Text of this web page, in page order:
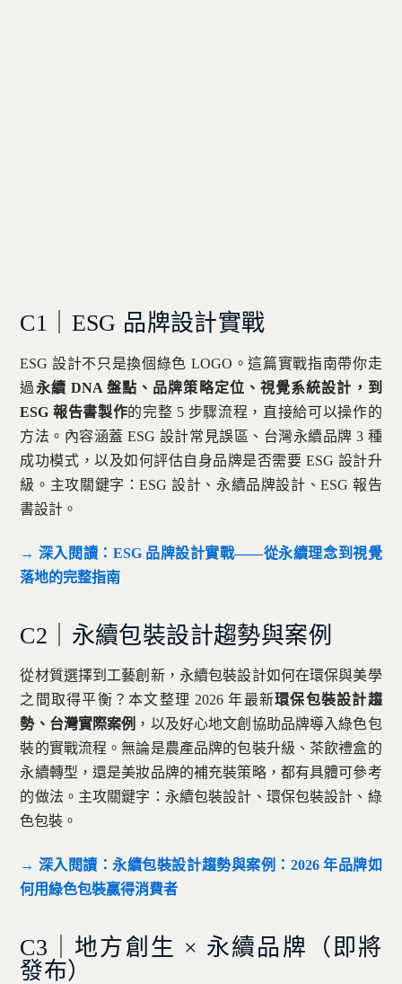
C1｜ESG 品牌設計實戰
ESG 設計不只是換個綠色 LOGO。這篇實戰指南帶你走
過 永續 DNA 盤點、品牌策略定位、視覺系統設計，到
ESG 報告書製作的完整 5 步驟流程，直接給可以操作的
方法。內容涵蓋 ESG 設計常見誤區、台灣永續品牌 3 種
成功模式，以及如何評估自身品牌是否需要 ESG 設計升
級。主攻關鍵字：ESG 設計、永續品牌設計、ESG 報告
書設計。
→ 深入閱讀：ESG 品牌設計實戰——從永續理念到視覺
落地的完整指南
C2｜永續包裝設計趨勢與案例
從材質選擇到工藝創新，永續包裝設計如何在環保與美學
之間取得平衡？本文整理 2026 年最新環保包裝設計趨
勢、台灣實際案例 ，以及好心地文創協助品牌導入綠色包
裝的實戰流程。無論是農產品牌的包裝升級、茶飲禮盒的
永續轉型，還是美妝品牌的補充裝策略，都有具體可參考
的做法。主攻關鍵字：永續包裝設計、環保包裝設計、綠
色包裝。
→ 深入閱讀：永續包裝設計趨勢與案例：2026 年品牌如
何用綠色包裝贏得消費者
C3｜地方創生 × 永續品牌（即將
發布）